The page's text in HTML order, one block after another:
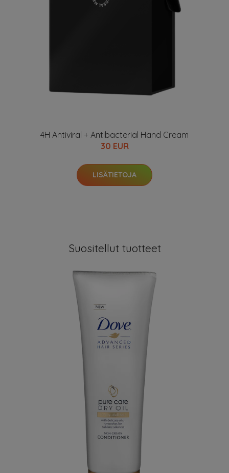
4H Antiviral + Antibacterial Hand Cream
30 EUR
LISÄTIETOJA
Suositellut tuotteet